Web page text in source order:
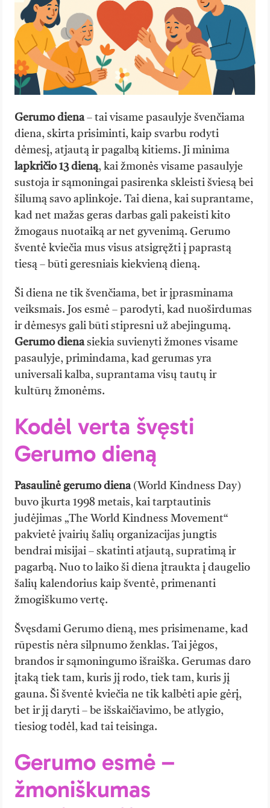
Gerumo diena– tai visame pasaulyje švenčiama
diena, skirta prisiminti, kaip svarbu rodyti
dėmesį, atjautą ir pagalbą kitiems. Ji minima
lapkričio 13 dieną, kai žmonės visame pasaulyje
sustoja ir sąmoningai pasirenka skleisti šviesą bei
šilumą savo aplinkoje. Tai diena, kai suprantame,
kad net mažas geras darbas gali pakeisti kito
žmogaus nuotaiką ar net gyvenimą. Gerumo
šventė kviečia mus visus atsigręžti į paprastą
tiesą – būti geresniais kiekvieną dieną.
Ši diena ne tik švenčiama, bet ir įprasminama
veiksmais. Jos esmė – parodyti, kad nuoširdumas
ir dėmesys gali būti stipresni už abejingumą.
Gerumo dienasiekia suvienyti žmones visame
pasaulyje, primindama, kad gerumas yra
universali kalba, suprantama visų tautų ir
kultūrų žmonėms.
Kodėl verta švęsti
Gerumo dieną
Pasaulinė gerumo diena(World Kindness Day)
buvo įkurta 1998 metais, kai tarptautinis
judėjimas „The World Kindness Movement“
pakvietė įvairių šalių organizacijas jungtis
bendrai misijai – skatinti atjautą, supratimą ir
pagarbą. Nuo to laiko ši diena įtraukta į daugelio
šalių kalendorius kaip šventė, primenanti
žmogiškumo vertę.
Švęsdami Gerumo dieną, mes prisimename, kad
rūpestis nėra silpnumo ženklas. Tai jėgos,
brandos ir sąmoningumo išraiška. Gerumas daro
įtaką tiek tam, kuris jį rodo, tiek tam, kuris jį
gauna. Ši šventė kviečia ne tik kalbėti apie gėrį,
bet ir jį daryti – be išskaičiavimo, be atlygio,
tiesiog todėl, kad tai teisinga.
Gerumo esmė –
žmoniškumas